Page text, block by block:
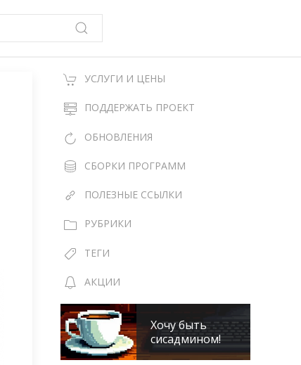
УСЛУГИ И ЦЕНЫ
ПОДДЕРЖАТЬ ПРОЕКТ
ОБНОВЛЕНИЯ
СБОРКИ ПРОГРАММ
ПОЛЕЗНЫЕ ССЫЛКИ
РУБРИКИ
ТЕГИ
АКЦИИ
Хочу быть
сисадмином!